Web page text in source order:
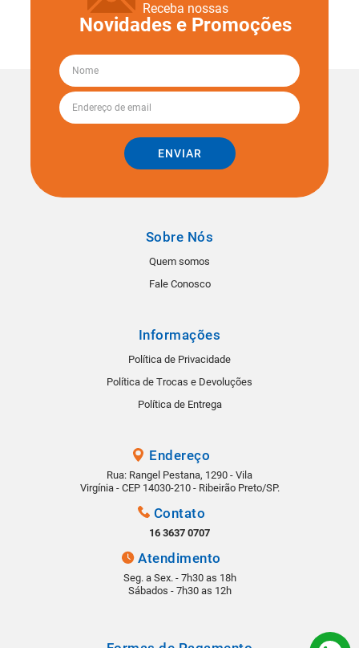
Receba nossas
Novidades e Promoções
ENVIAR
Sobre Nós
Quem somos
Fale Conosco
Informações
Política de Privacidade
Política de Trocas e Devoluções
Política de Entrega
Endereço
Rua: Rangel Pestana, 1290 - Vila
Virgínia - CEP 14030-210 - Ribeirão Preto/SP.
Contato
16 3637 0707
Atendimento
Seg. a Sex. - 7h30 as 18h
Sábados - 7h30 as 12h